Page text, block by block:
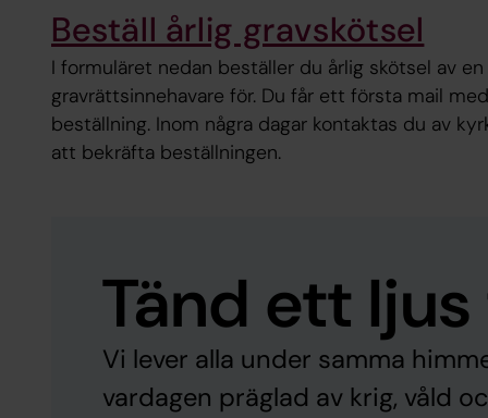
Beställ årlig gravskötsel
I formuläret nedan beställer du årlig skötsel av
gravrättsinnehavare för. Du får ett första mail
beställning. Inom några dagar kontaktas du av
att bekräfta beställningen.
Tänd ett
Vi lever alla under samma
vardagen präglad av krig, våld